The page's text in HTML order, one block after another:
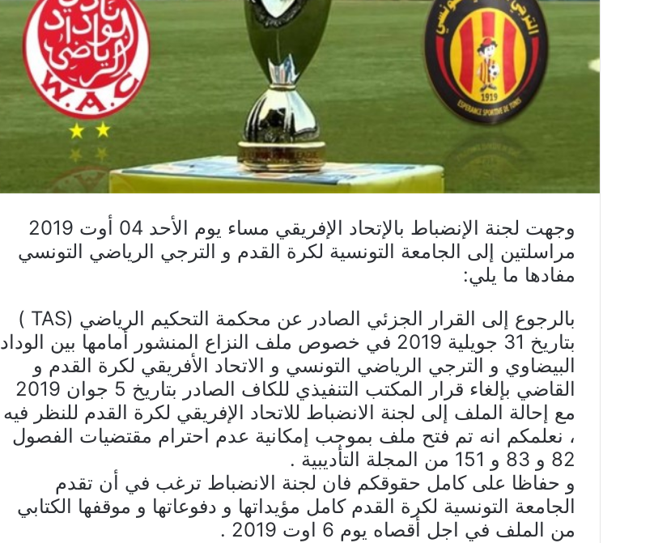
وجهت لجنة الإنضباط بالإتحاد الإفريقي مساء يوم الأحد 04 أوت 2019
مراسلتين إلى الجامعة التونسية لكرة القدم و الترجي الرياضي التونسي
مفادها ما يلي:
بالرجوع إلى القرار الجزئي الصادر عن محكمة التحكيم الرياضي (TAS )
بتاريخ 31 جويلية 2019 في خصوص ملف النزاع المنشور أمامها بين الوداد
البيضاوي و الترجي الرياضي التونسي و الاتحاد الأفريقي لكرة القدم و
القاضي بإلغاء قرار المكتب التنفيذي للكاف الصادر بتاريخ 5 جوان 2019
مع إحالة الملف إلى لجنة الانضباط للاتحاد الإفريقي لكرة القدم للنظر فيه
، نعلمكم انه تم فتح ملف بموجب إمكانية عدم احترام مقتضيات الفصول
82 و 83 و 151 من المجلة التأديبية .
و حفاظا على كامل حقوقكم فان لجنة الانضباط ترغب في أن تقدم
الجامعة التونسية لكرة القدم كامل مؤيداتها و دفوعاتها و موقفها الكتابي
من الملف في اجل أقصاه يوم 6 اوت 2019 .